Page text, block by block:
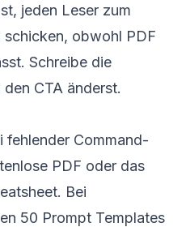
jeden Leser zum
obwohl PDF
Schreibe die
CTA änderst.
fehlender Command-
PDF oder das
. Bei
50 Prompt Templates